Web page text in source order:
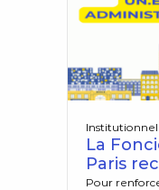
La
Paris
Institutionnel
Pour